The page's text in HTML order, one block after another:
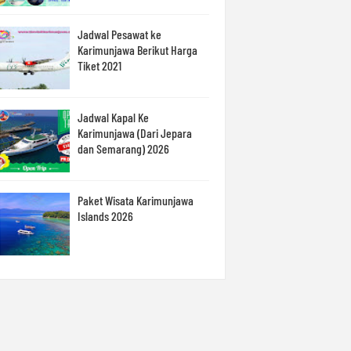
Jadwal Pesawat ke
Karimunjawa Berikut Harga
Tiket 2021
Jadwal Kapal Ke
Karimunjawa (Dari Jepara
dan Semarang) 2026
Paket Wisata Karimunjawa
Islands 2026